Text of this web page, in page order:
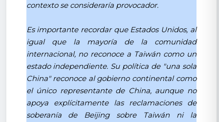
contexto se consideraría provocador.
Es importante recordar que Estados Unidos, al
igual que la mayoría de la comunidad
internacional, no reconoce a Taiwán como un
estado independiente. Su política de "una sola
China" reconoce al gobierno continental como
el único representante de China, aunque no
apoya explícitamente las reclamaciones de
soberanía de Beijing sobre Taiwán ni la